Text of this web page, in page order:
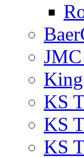
KS
KS
KS